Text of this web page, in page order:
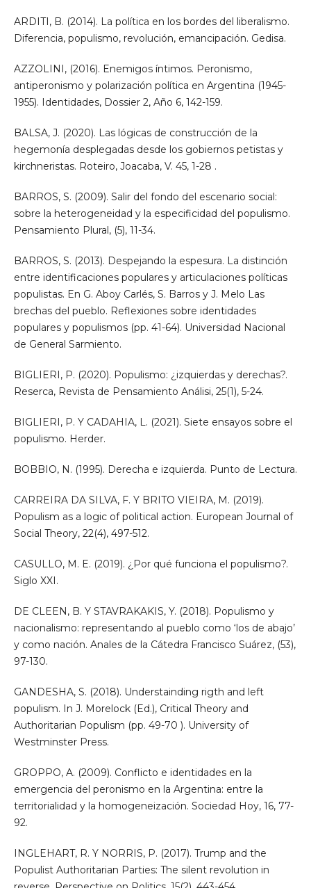
ARDITI, B. (2014). La política en los bordes del liberalismo.
Diferencia, populismo, revolución, emancipación. Gedisa.
AZZOLINI, (2016). Enemigos íntimos. Peronismo,
antiperonismo y polarización política en Argentina (1945-
1955). Identidades, Dossier 2, Año 6, 142-159.
BALSA, J. (2020). Las lógicas de construcción de la
hegemonía desplegadas desde los gobiernos petistas y
kirchneristas. Roteiro, Joacaba, V. 45, 1-28 .
BARROS, S. (2009). Salir del fondo del escenario social:
sobre la heterogeneidad y la especificidad del populismo.
Pensamiento Plural, (5), 11-34.
BARROS, S. (2013). Despejando la espesura. La distinción
entre identificaciones populares y articulaciones políticas
populistas. En G. Aboy Carlés, S. Barros y J. Melo Las
brechas del pueblo. Reflexiones sobre identidades
populares y populismos (pp. 41-64). Universidad Nacional
de General Sarmiento.
BIGLIERI, P. (2020). Populismo: ¿izquierdas y derechas?.
Reserca, Revista de Pensamiento Análisi, 25(1), 5-24.
BIGLIERI, P. Y CADAHIA, L. (2021). Siete ensayos sobre el
populismo. Herder.
BOBBIO, N. (1995). Derecha e izquierda. Punto de Lectura.
CARREIRA DA SILVA, F. Y BRITO VIEIRA, M. (2019).
Populism as a logic of political action. European Journal of
Social Theory, 22(4), 497-512.
CASULLO, M. E. (2019). ¿Por qué funciona el populismo?.
Siglo XXI.
DE CLEEN, B. Y STAVRAKAKIS, Y. (2018). Populismo y
nacionalismo: representando al pueblo como ‘los de abajo’
y como nación. Anales de la Cátedra Francisco Suárez, (53),
97-130.
GANDESHA, S. (2018). Understainding rigth and left
populism. In J. Morelock (Ed.), Critical Theory and
Authoritarian Populism (pp. 49-70 ). University of
Westminster Press.
GROPPO, A. (2009). Conflicto e identidades en la
emergencia del peronismo en la Argentina: entre la
territorialidad y la homogeneización. Sociedad Hoy, 16, 77-
92.
INGLEHART, R. Y NORRIS, P. (2017). Trump and the
Populist Authoritarian Parties: The silent revolution in